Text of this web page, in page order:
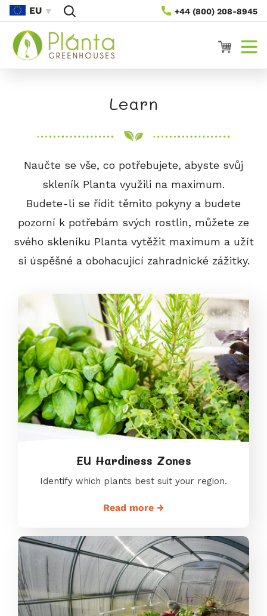
Na
Obsah
+44 (800) 208-8945
EU
Vozík
Learn
Naučte se vše, co potřebujete, abyste svůj
skleník Planta využili na maximum.
Budete-li se řídit těmito pokyny a budete
pozorní k potřebám svých rostlin, můžete ze
svého skleníku Planta vytěžit maximum a užít
si úspěšné a obohacující zahradnické zážitky.
EU Hardiness Zones
Identify which plants best suit your region.
Read more →